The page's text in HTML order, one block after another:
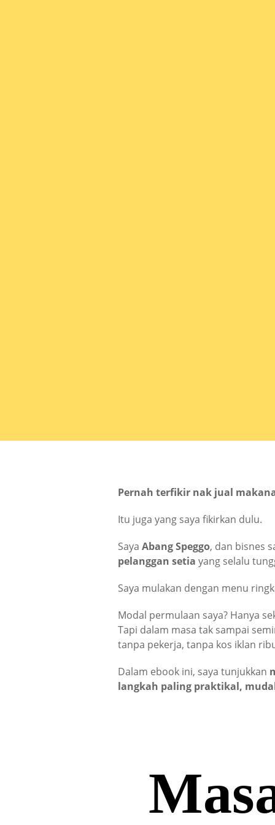
Pernah terfikir nak jual
Itu juga yang saya fikirkan dulu.
Saya Abang Speggo, dan bisnes
pelanggan setia yang selalu
Saya mulakan dengan menu
Modal permulaan saya? Hanya
Tapi dalam masa tak sampai
tanpa pekerja, tanpa kos iklan
Dalam ebook ini, saya tunjukkan
langkah paling praktikal,